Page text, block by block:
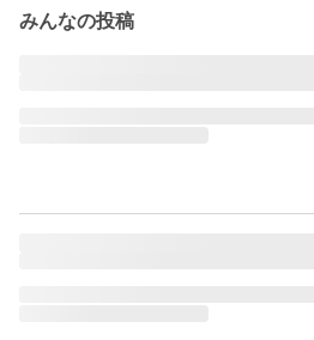
みんなの投稿